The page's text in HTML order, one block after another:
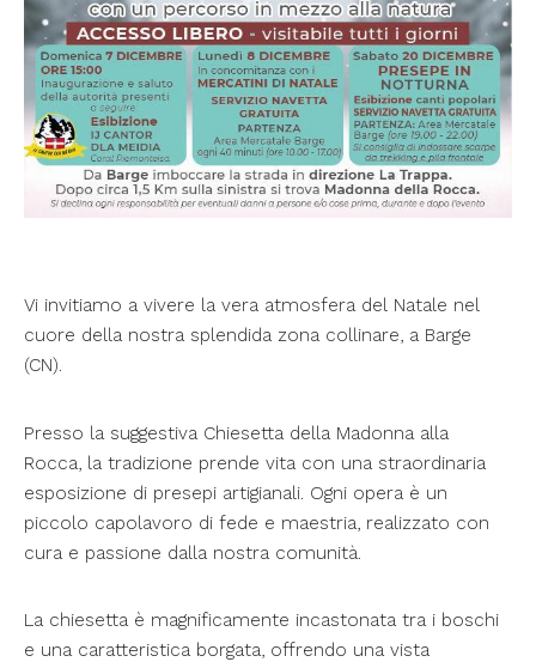
Vi invitiamo a vivere la vera atmosfera del Natale nel
cuore della nostra splendida zona collinare, a Barge
(CN).
Presso la suggestiva Chiesetta della Madonna alla
Rocca, la tradizione prende vita con una straordinaria
esposizione di presepi artigianali. Ogni opera è un
piccolo capolavoro di fede e maestria, realizzato con
cura e passione dalla nostra comunità.
La chiesetta è magnificamente incastonata tra i boschi
e una caratteristica borgata, offrendo una vista